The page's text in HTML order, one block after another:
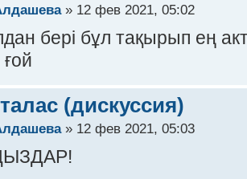
» 12 фев 2021, 05:02
бері бұл тақырып ең
(дискуссия)
» 12 фев 2021, 05:03